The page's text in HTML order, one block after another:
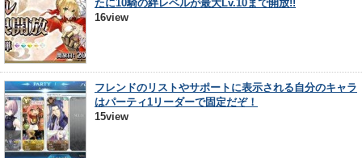
たに10騎の絆レベルが最大Lv.10まで開放!!
16view
フレンドのリストやサポートに表示される自分のキャラ
はパーティ1リーダーで固定だぞ！
15view